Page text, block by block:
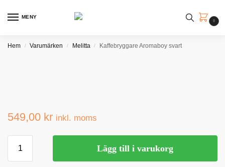
MENY
0
Hem / Varumärken / Melitta / Kaffebryggare Aromaboy svart
549,00 kr inkl. moms
Lägg till i varukorg